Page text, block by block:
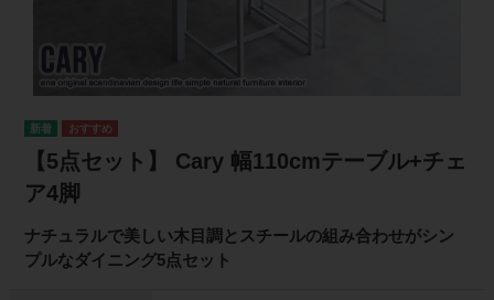
【5点セット】 Cary 幅110cmテーブル+チェ
ア4脚
ナチュラルで美しい木目調とスチールの組み合わせがシン
プルなダイニング5点セット